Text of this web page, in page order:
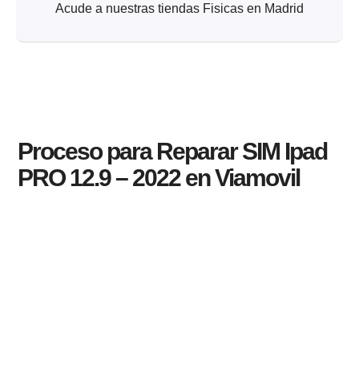
Acude a nuestras tiendas Fisicas en Madrid
Proceso para Reparar SIM Ipad
PRO 12.9 – 2022 en Viamovil